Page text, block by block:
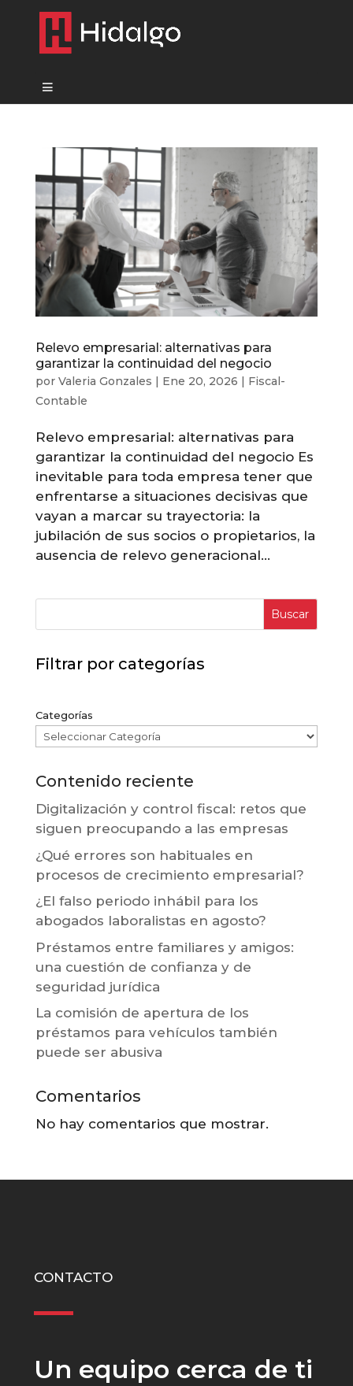
Relevo empresarial: alternativas para
garantizar la continuidad del negocio
por Valeria Gonzales | Ene 20, 2026 | Fiscal-
Contable
Relevo empresarial: alternativas para
garantizar la continuidad del negocio Es
inevitable para toda empresa tener que
enfrentarse a situaciones decisivas que
vayan a marcar su trayectoria: la
jubilación de sus socios o propietarios, la
ausencia de relevo generacional...
Buscar
Filtrar por categorías
Categorías
Contenido reciente
Digitalización y control fiscal: retos que
siguen preocupando a las empresas
¿Qué errores son habituales en
procesos de crecimiento empresarial?
¿El falso periodo inhábil para los
abogados laboralistas en agosto?
Préstamos entre familiares y amigos:
una cuestión de confianza y de
seguridad jurídica
La comisión de apertura de los
préstamos para vehículos también
puede ser abusiva
Comentarios
No hay comentarios que mostrar.
CONTACTO
Un equipo cerca de ti